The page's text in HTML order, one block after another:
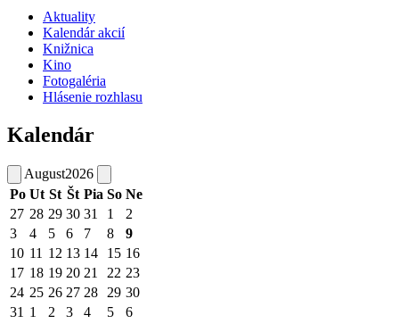
Aktuality
Kalendár akcií
Knižnica
Kino
Fotogaléria
Hlásenie rozhlasu
Kalendár
August2026
Po Ut St Št Pia So Ne
27 28 29 30 31 1
2
3
4 5 6 7 8
9
10 11 12 13 14 15 16
17 18 19 20 21 22 23
24 25 26 27 28 29 30
31 1 2 3 4 5 6